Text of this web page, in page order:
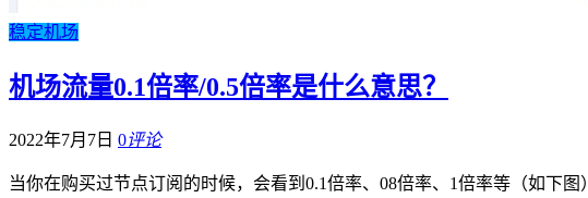
稳定机场
机场流量0.1倍率/0.5倍率是什么意思？
2022年7月7日 0评论
当你在购买过节点订阅的时候，会看到0.1倍率、08倍率、1倍率等（如下